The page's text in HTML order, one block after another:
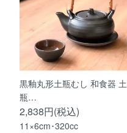
黒釉丸形土瓶むし 和食器 土
瓶…
2,838円(税込)
11×6cm･320cc